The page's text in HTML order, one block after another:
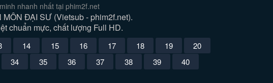
nhanh nhất tại phim2f.net
ĐẠI SƯ (Vietsub - phim2f.net).
chuẩn mực, chất lượng Full HD.
14 15 16 17 18 19
20
34 35 36 37 38 39
40